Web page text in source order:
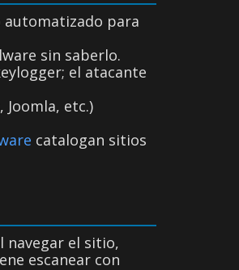
automatizado para
sin saberlo.
el atacante
Joomla, etc.)
catalogan sitios
navegar el sitio,
escanear con